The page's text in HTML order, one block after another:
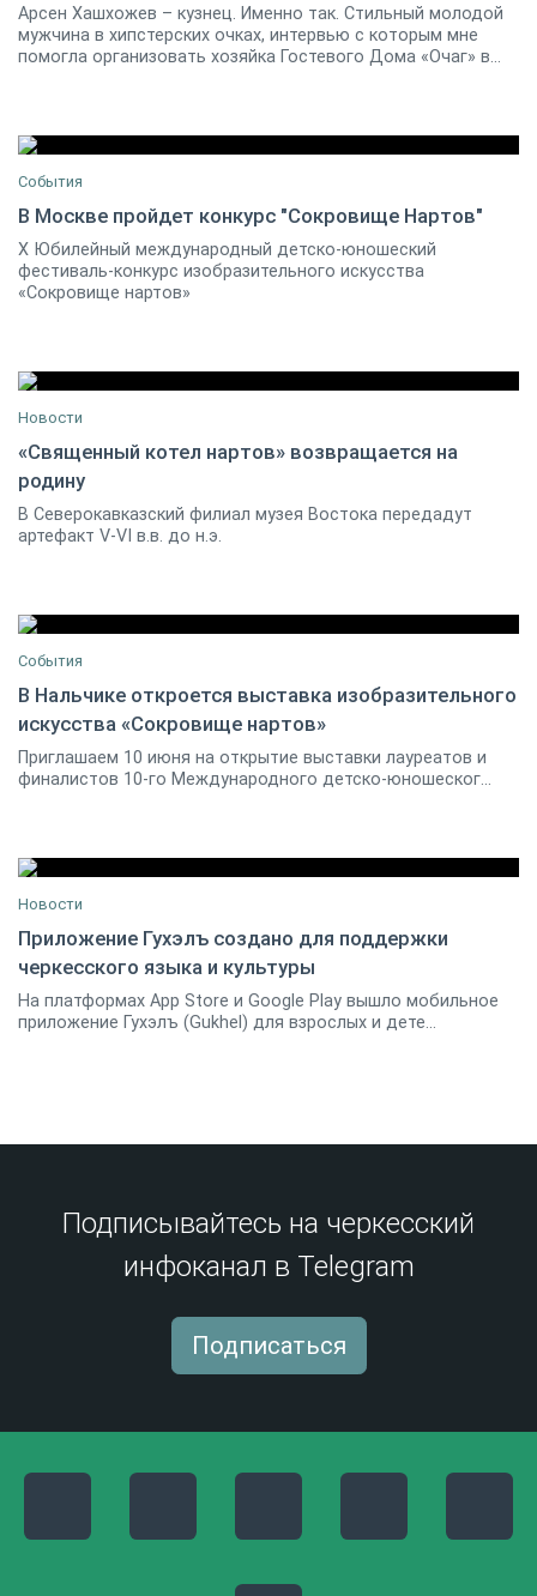
Арсен Хашхожев – кузнец. Именно так. Стильный молодой
мужчина в хипстерских очках, интервью с которым мне
помогла организовать хозяйка Гостевого Дома «Очаг» в...
26 ноября 2018 17:00 / Москва
События
В Москве пройдет конкурс "Сокровище Нартов"
Х Юбилейный международный детско-юношеский
фестиваль-конкурс изобразительного искусства
«Сокровище нартов»
09 декабря 2018
Новости
«Священный котел нартов» возвращается на
родину
В Северокавказский филиал музея Востока передадут
артефакт V-VI в.в. до н.э.
10 июня 2019 15:00 / Нальчик
События
В Нальчике откроется выставка изобразительного
искусства «Сокровище нартов»
Приглашаем 10 июня на открытие выставки лауреатов и
финалистов 10-го Международного детско-юношеског...
18 мая 2021
Новости
Приложение Гухэлъ создано для поддержки
черкесского языка и культуры
На платформах App Store и Google Play вышло мобильное
приложение Гухэлъ (Gukhel) для взрослых и дете...
Подписывайтесь на черкесский
инфоканал в Telegram
Подписаться